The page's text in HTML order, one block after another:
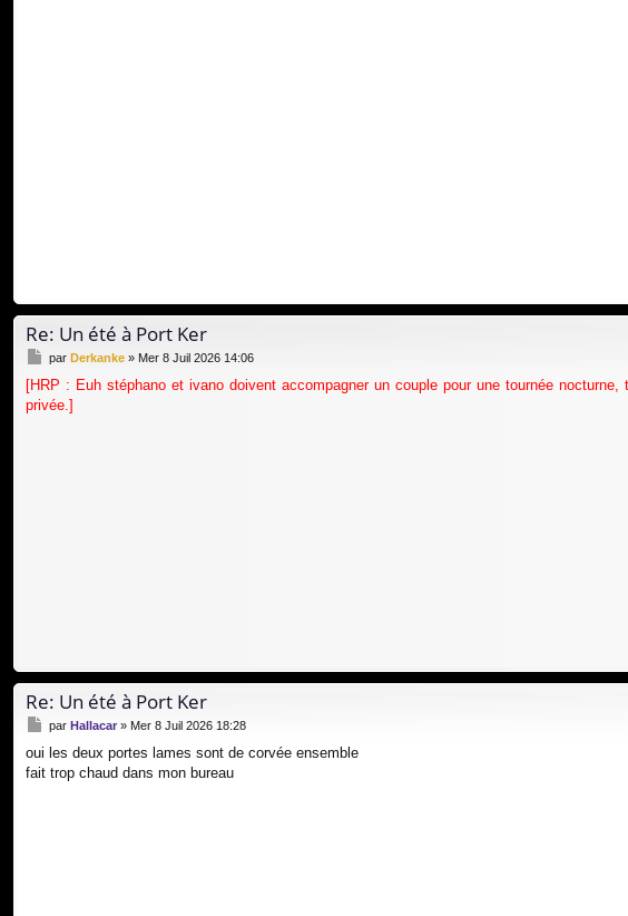
Re: Un été à Port Ker
M
s
s
par Derkanke » Mer 8 Juil 2026 14:06
[HRP : Euh stéphano et ivano doivent accompagner un couple pour une tournée
privée.]
Re: Un été à Port Ker
M
s
s
par Hallacar» Mer 8 Juil 2026 18:28
oui les deux portes lames sont de corvée ensemble
fait trop chaud dans mon bureau